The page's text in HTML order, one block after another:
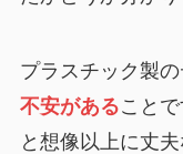
プラスチック製
不安があること
と想像以上に丈夫